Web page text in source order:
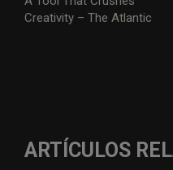
Creativity – The Atlantic
ARTÍCULOS